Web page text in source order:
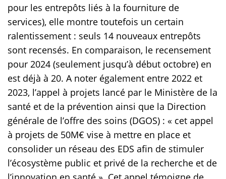
pour les entrepôts liés à la fourniture de
services), elle montre toutefois un certain
ralentissement : seuls 14 nouveaux entrepôts
sont recensés. En comparaison, le recensement
pour 2024 (seulement jusqu’à début octobre) en
est déjà à 20. A noter également entre 2022 et
2023, l’appel à projets lancé par le Ministère de la
santé et de la prévention ainsi que la Direction
générale de l’offre des soins (DGOS) : « cet appel
à projets de 50M€ vise à mettre en place et
consolider un réseau des EDS afin de stimuler
l’écosystème public et privé de la recherche et de